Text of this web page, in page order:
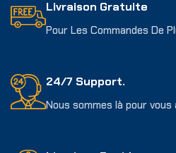
Livraison Gratuite
Pour Les Commandes De
24/7 Support.
Nous sommes là pour vous